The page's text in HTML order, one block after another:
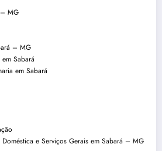
– MG
– MG
Sabará
em Sabará
Doméstica e Serviços Gerais em Sabará – MG